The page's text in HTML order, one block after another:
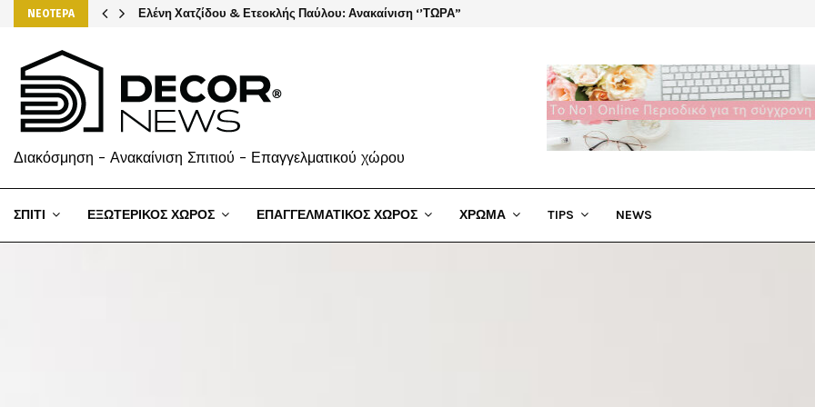
ΝΕΟΤΕΡΑ Ελένη Χατζίδου & Ετεοκλής Παύλου: Ανακαίνιση ‘’ΤΩΡΑ”
Διακόσμηση - Ανακαίνιση Σπιτιού - Επαγγελματικού χώρου
ΣΠΙΤΙ ΕΞΩΤΕΡΙΚΟΣ ΧΩΡΟΣ ΕΠΑΓΓΕΛΜΑΤΙΚΟΣ ΧΩΡΟΣ ΧΡΩΜΑ TIPS NEWS